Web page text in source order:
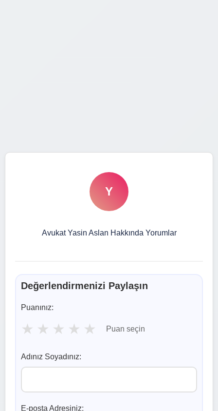
Y
Avukat Yasin Aslan Hakkında Yorumlar
Değerlendirmenizi Paylaşın
Puanınız:
★ ★ ★ ★ ★ Puan seçin
Adınız Soyadınız:
E-posta Adresiniz: